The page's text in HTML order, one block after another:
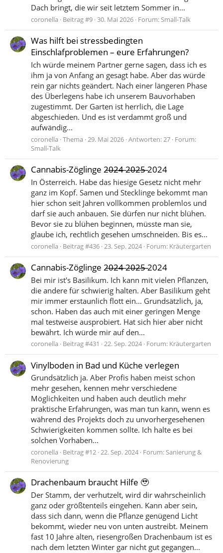
Dach bringt, die wir seit letztem Sommer in...
coronella Beitrag #9 30. Mai 2026 Forum:Small-Talk
Was hilft bei stressbedingten
Einschlafproblemen – eure Erfahrungen?
Ich würde meinem Partner gerne sagen, dass ich es
ihm ja von Anfang an gesagt habe. Aber das würde
rein gar nichts geändert. Nach einer längeren Phase
des Überlegens habe ich unserem Bauvorhaben
zugestimmt. Der Garten ist herrlich, die Lage
abgeschieden. Und es ist verdammt groß und
aufwändig...
coronella Thema 29. Mai 2026 Antworten: 27 Forum:
Small-Talk
Cannabis-Zöglinge 2̶0̶2̶4̶ 2̶0̶2̶5̶ 2024
In Österreich. Habe das hiesige Gesetz nicht mehr
ganz im Kopf. Samen und Stecklinge bekommt man
hier schon seit Jahren vollkommen problemlos und
darf sie auch anbauen. Sie dürfen nur nicht blühen.
Bevor sie zu blühen beginnen, müsste man sie,
glaube ich, rechtlich gesehen umschneiden. Bis es...
coronella Beitrag #436 23. Sep. 2024 Forum: Kräutergarten
Cannabis-Zöglinge 2̶0̶2̶4̶ 2̶0̶2̶5̶ 2024
Bei mir ist's Basilikum. Ich kann mit vielen Pflanzen,
die andere für schwierig halten. Aber Basilikum geht
mir immer erstaunlich flott ein... Grundsätzlich, ja,
schon. Haben das auch mit einer geringen Menge
mal testweise ausprobiert. Hat sich hier aber nicht
bewährt. Ich würde mir auf den...
coronella Beitrag #431 22. Sep. 2024 Forum: Kräutergarten
Vinylboden in Bad und Küche verlegen
Grundsätzlich ja. Aber Profis haben meist schon
mehr gesehen, kennen mehr verschiedene
Möglichkeiten und haben auch deutlich mehr
praktische Erfahrungen, was man tun kann, wenn es
während des Projekts doch zu unvorhergesehenen
Schwierigkeiten kommen sollte. Ich halte es bei
solchen Vorhaben...
coronella Beitrag #12 22. Sep. 2024 Forum:Sanierung &
Renovierung
Drachenbaum braucht Hilfe 🥹
Der Stamm, der verhutzelt, wird dir wahrscheinlich
ganz oder größtenteils eingehen. Kann aber sein,
dass sich dann, wenn die Pflanze genügend Licht
bekommt, wieder neu von unten austreibt. Meinem
fast 10 Jahre alten, riesengroßen Drachenbaum ist es
nach dem letzten Winter gar nicht gut gegangen...